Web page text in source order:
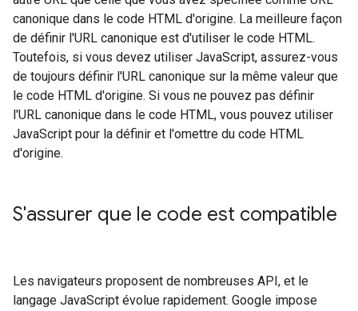
canonique dans le code HTML d'origine. La meilleure façon
de définir l'URL canonique est d'utiliser le code HTML.
Toutefois, si vous devez utiliser JavaScript, assurez-vous
de toujours définir l'URL canonique sur la même valeur que
le code HTML d'origine. Si vous ne pouvez pas définir
l'URL canonique dans le code HTML, vous pouvez utiliser
JavaScript pour la définir et l'omettre du code HTML
d'origine.
S'assurer que le code est compatible
Les navigateurs proposent de nombreuses API, et le
langage JavaScript évolue rapidement. Google impose